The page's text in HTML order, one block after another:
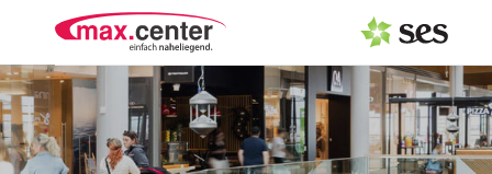
PRESSEAUSSENDUNGEN
MEDIAGALERIE